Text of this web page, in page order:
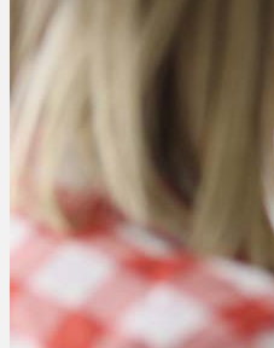
Alle Krankheiten
Chronische Schmerzen
ADHS